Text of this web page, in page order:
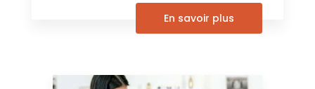
En savoir plus